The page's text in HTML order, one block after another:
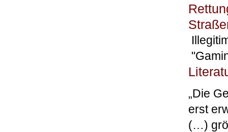
„Die
erst
(…)